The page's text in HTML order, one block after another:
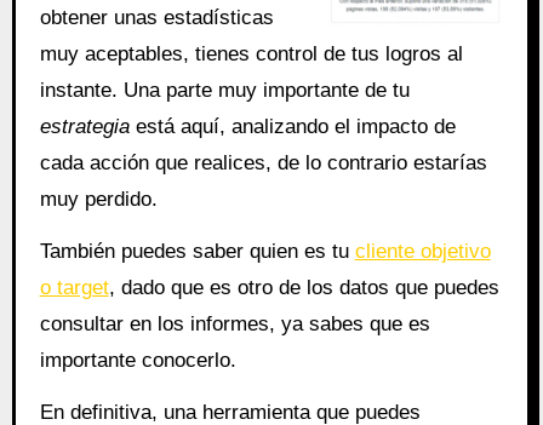
obtener unas estadísticas
muy aceptables, tienes control de tus logros al
instante. Una parte muy importante de tu
estrategiaestá aquí, analizando el impacto de
cada acción que realices, de lo contrario estarías
muy perdido.
También puedes saber quien es tu cliente objetivo
o target, dado que es otro de los datos que puedes
consultar en los informes, ya sabes que es
importante conocerlo.
En definitiva, una herramienta que puedes